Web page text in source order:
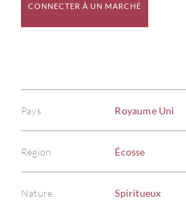
CONNECTER À UN MARCHÉ
Pays Royaume Uni
Région Écosse
Nature Spiritueux